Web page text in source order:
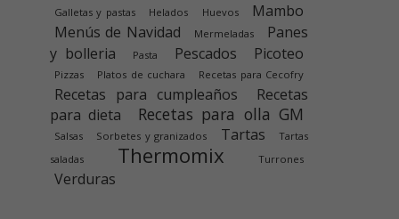
Galletas y pastas
Helados Huevos
Mambo
Menús de Navidad
Mermeladas
Panes
y bolleria
Pasta Pescados Picoteo
Pizzas Platos de cuchara Recetas para Cecofry
Recetas para cumpleaños
Recetas
para dieta
Recetas para olla GM
Salsas Sorbetes y granizados Tartas
Tartas
saladas
Thermomix Turrones
Verduras